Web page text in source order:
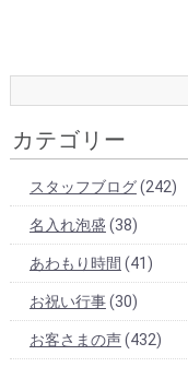
カテゴリー
スタッフブログ(242)
名入れ泡盛 (38)
あわもり時間 (41)
お祝い行事(30)
お客さまの声(432)